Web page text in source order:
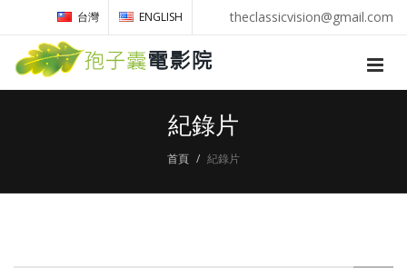
theclassicvision@gmail.com
台灣 ENGLISH
紀錄片
首頁 紀錄片